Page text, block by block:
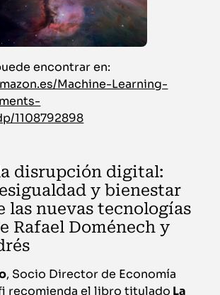
encontrar en:
Machine-Learning-
1108792898
disrupción digital:
y bienestar
las nuevas tecnologías
Rafael Doménech y
, Socio Director de Economía
recomienda el libro titulado La